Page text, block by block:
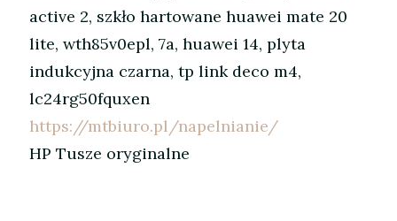
active 2, szkło hartowane huawei mate 20
lite, wth85v0epl, 7a, huawei 14, plyta
indukcyjna czarna, tp link deco m4,
lc24rg50fquxen
https://mtbiuro.pl/napelnianie/
HP Tusze oryginalne